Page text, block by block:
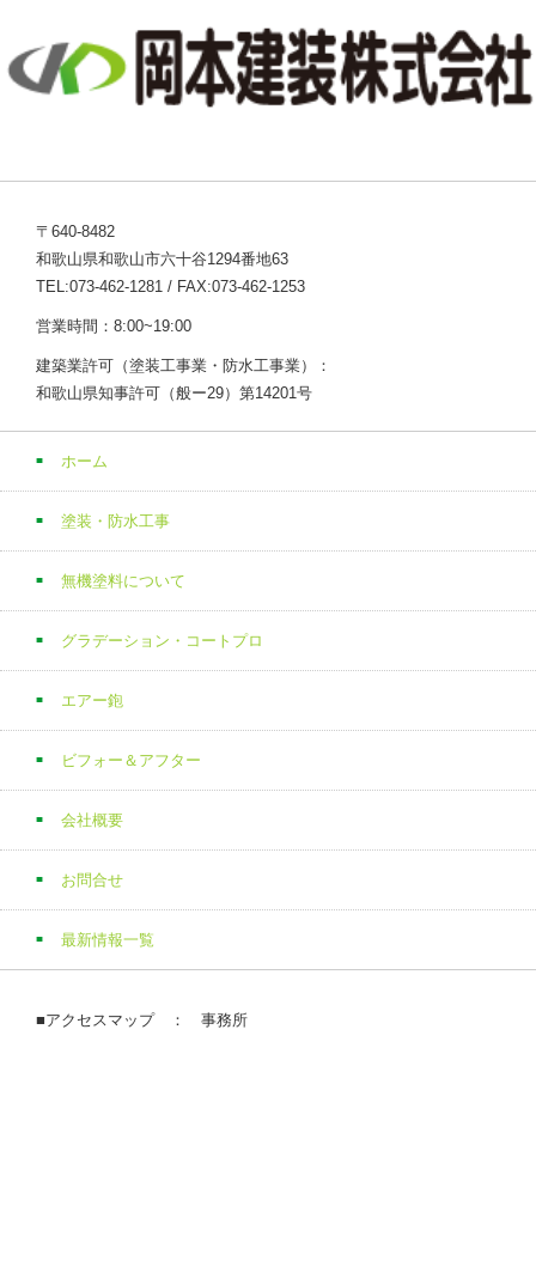
〒640-8482
和歌山県和歌山市六十谷1294番地63
TEL:073-462-1281 / FAX:073-462-1253
営業時間：8:00~19:00
建築業許可（塗装工事業・防水工事業）：
和歌山県知事許可（般ー29）第14201号
ホーム
塗装・防水工事
無機塗料について
グラデーション・コートプロ
エアー鉋
ビフォー＆アフター
会社概要
お問合せ
最新情報一覧
■アクセスマップ ： 事務所